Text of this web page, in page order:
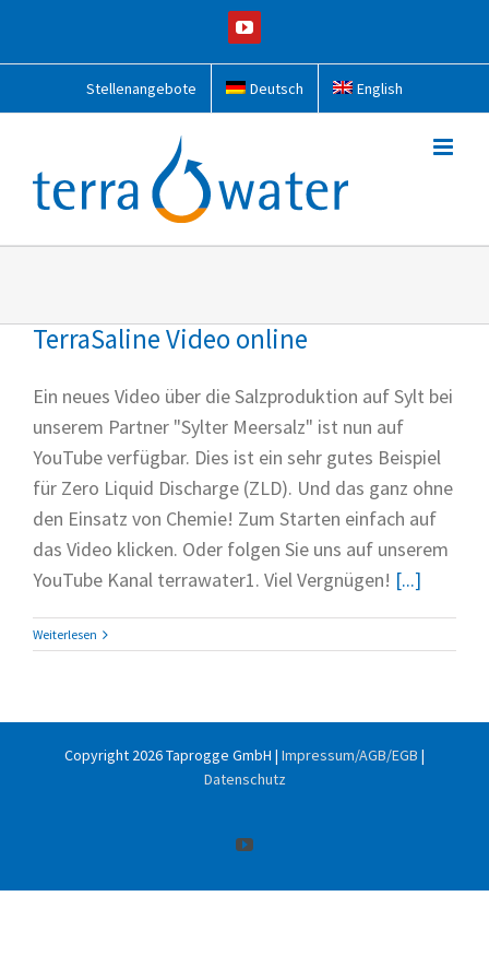
YouTube
Stellenangebote Deutsch English
TerraSaline Video online
Ein neues Video über die Salzproduktion auf Sylt bei
unserem Partner "Sylter Meersalz" ist nun auf
YouTube verfügbar. Dies ist ein sehr gutes Beispiel
für Zero Liquid Discharge (ZLD). Und das ganz ohne
den Einsatz von Chemie! Zum Starten einfach auf
das Video klicken. Oder folgen Sie uns auf unserem
YouTube Kanal terrawater1. Viel Vergnügen! [...]
Weiterlesen
Copyright 2026 Taprogge GmbH | Impressum/AGB/EGB |
Datenschutz
YouTube